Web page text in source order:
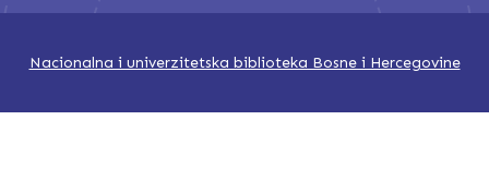
Nacionalna i univerzitetska biblioteka Bosne i Hercegovine